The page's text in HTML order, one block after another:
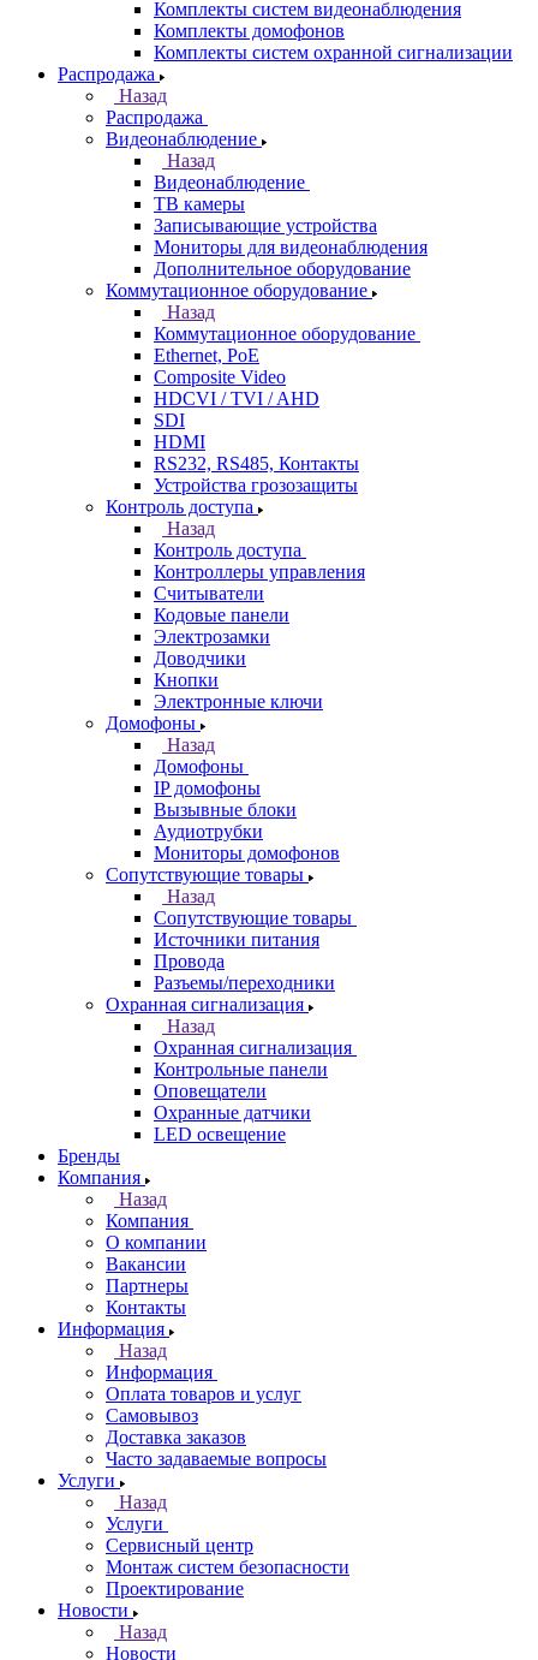
Комплекты систем видеонаблюдения
Комплекты домофонов
Комплекты систем охранной сигнализации
Распродажа
Назад
Распродажа
Видеонаблюдение
Назад
Видеонаблюдение
ТВ камеры
Записывающие устройства
Мониторы для видеонаблюдения
Дополнительное оборудование
Коммутационное оборудование
Назад
Коммутационное оборудование
Ethernet, PoE
Composite Video
HDCVI / TVI / AHD
SDI
HDMI
RS232, RS485, Контакты
Устройства грозозащиты
Контроль доступа
Назад
Контроль доступа
Контроллеры управления
Считыватели
Кодовые панели
Электрозамки
Доводчики
Кнопки
Электронные ключи
Домофоны
Назад
Домофоны
IP домофоны
Вызывные блоки
Аудиотрубки
Мониторы домофонов
Сопутствующие товары
Назад
Сопутствующие товары
Источники питания
Провода
Разъемы/переходники
Охранная сигнализация
Назад
Охранная сигнализация
Контрольные панели
Оповещатели
Охранные датчики
LED освещение
Бренды
Компания
Назад
Компания
О компании
Вакансии
Партнеры
Контакты
Информация
Назад
Информация
Оплата товаров и услуг
Самовывоз
Доставка заказов
Часто задаваемые вопросы
Услуги
Назад
Услуги
Сервисный центр
Монтаж систем безопасности
Проектирование
Новости
Назад
Новости